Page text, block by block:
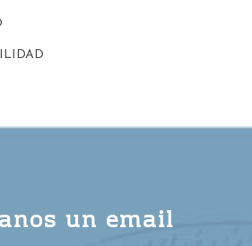
un email